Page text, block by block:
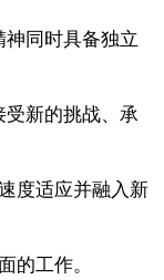
神同时具备独立
受新的挑战、承
度适应并融入新
的工作。